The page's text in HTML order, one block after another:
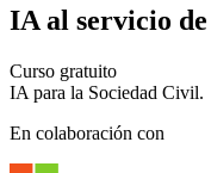
IA al servicio de
Curso gratuito
IA para la Sociedad Civil.
En colaboración con